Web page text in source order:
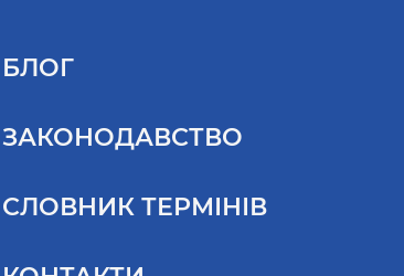
БЛОГ
ЗАКОНОДАВСТВО
СЛОВНИК ТЕРМІНІВ